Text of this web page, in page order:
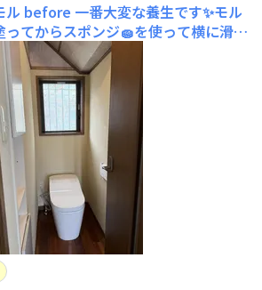
ル before 一番大変な養生です✨モル
てからスポンジ🧽を使って横に滑ら
✨凹凸も少なくいい感じに出来ました
りました🎨カインズさんの店頭にな
せして頂きました🤗💕✨上の方はモル
見切り材で仕切りました🤗💕✨